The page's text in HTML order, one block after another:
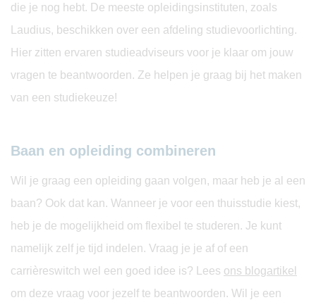
die je nog hebt. De meeste opleidingsinstituten, zoals
Laudius, beschikken over een afdeling studievoorlichting.
Hier zitten ervaren studieadviseurs voor je klaar om jouw
vragen te beantwoorden. Ze helpen je graag bij het maken
van een studiekeuze!
Baan en opleiding combineren
Wil je graag een opleiding gaan volgen, maar heb je al een
baan? Ook dat kan. Wanneer je voor een thuisstudie kiest,
heb je de mogelijkheid om flexibel te studeren. Je kunt
namelijk zelf je tijd indelen. Vraag je je af of een
carrièreswitch wel een goed idee is? Lees ons blogartikel
om deze vraag voor jezelf te beantwoorden. Wil je een